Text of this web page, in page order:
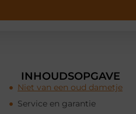
INHOUDSOPGAVE
Niet van een oud dametje
Service en garantie